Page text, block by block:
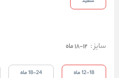
سایز: 12-18 ماه
12-18 ماه 18-24 ماه